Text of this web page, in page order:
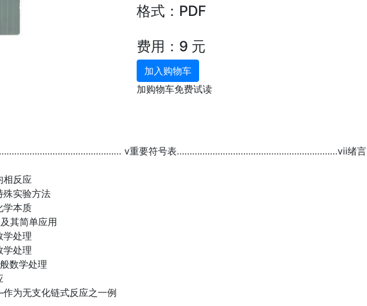
格式：PDF
费用：9 元
加入购物车
加购物车免费试读
v重要符号表………………………………………………………vii绪言
相反应
殊实验方法
学本质
其简单应用
学处理
学处理
数学处理
为无支化链式反应之一例